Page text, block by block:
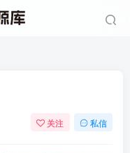
关注 私信